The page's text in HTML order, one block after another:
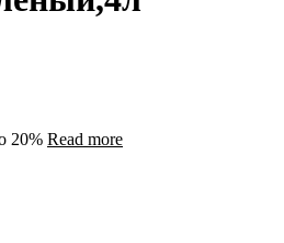
20% Read more